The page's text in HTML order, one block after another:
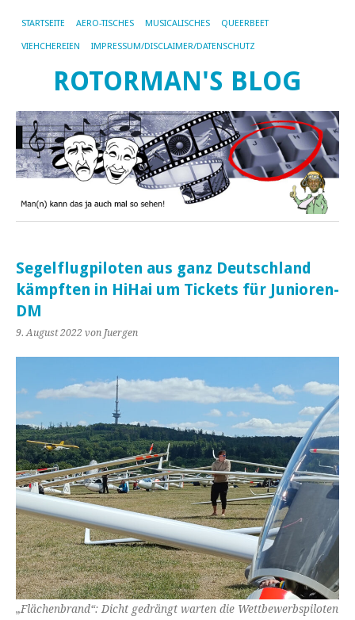
STARTSEITE AERO-TISCHES MUSICALISCHES QUEERBEET
VIEHCHEREIEN IMPRESSUM/DISCLAIMER/DATENSCHUTZ
ROTORMAN'S BLOG
Segelflugpiloten aus ganz Deutschland
kämpften in HiHai um Tickets für Junioren-
DM
9. August 2022 von Juergen
„Flächenbrand“: Dicht gedrängt warten die Wettbewerbspiloten